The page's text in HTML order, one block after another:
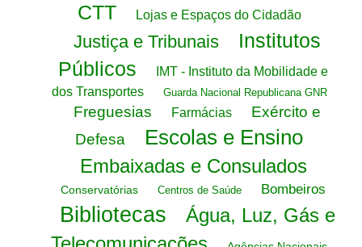
CTT
Lojas e Espaços do Cidadão
Justiça e Tribunais
Institutos
Públicos
IMT - Instituto da Mobilidade e
dos Transportes
Guarda Nacional Republicana GNR
Freguesias Farmácias
Exército e
Defesa
Escolas e Ensino
Embaixadas e Consulados
Conservatórias Centros de Saúde Bombeiros
Bibliotecas
Água, Luz, Gás e